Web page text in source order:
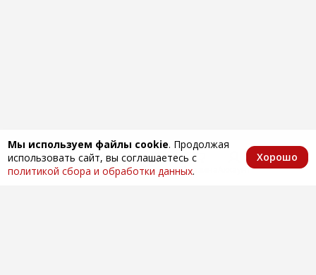
Мы используем файлы cookie. Продолжая
использовать сайт, вы соглашаетесь с
политикой сбора и обработки данных.
Хорошо
Главная КаталогИзбранноеКорзина Аккаунт